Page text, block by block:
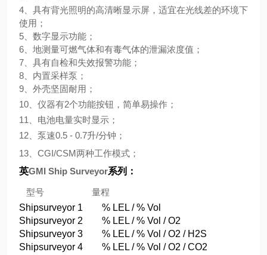
4 、具有背光照明的高清晰显示屏，适宜在光线差的环境下
使用；
5 、数字显示功能；
6 、地测量可燃气体和有毒气体的泄漏浓度值；
7 、具有自检和失效报警功能；
8 、内置采样泵；
9 、外壳坚固耐用；
10 、仪器有2个功能按钮，简单易操作；
11
、电池电量实时显示；
12 、泵速0.5 - 0.7升/分钟；
13
CGI/CSM两种工作模式；
英GMI Ship Surveyor系列：
型号
量程
Shipsurveyor 1 % LEL / % Vol
Shipsurveyor 2 % LEL / % Vol / O2
Shipsurveyor 3 % LEL / % Vol / O2 / H2S
Shipsurveyor 4 % LEL / % Vol / O2 / CO2